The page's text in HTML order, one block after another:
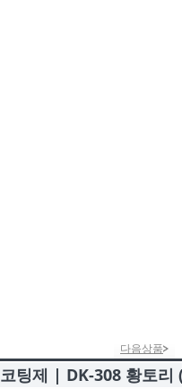
다음상품
코팅제 | DK-308 황토리